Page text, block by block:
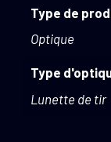
Type de
Optique
Type
Lunette de tir